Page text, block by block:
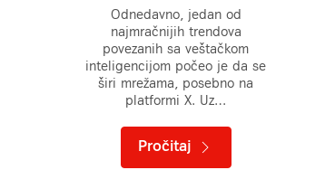
Odnedavno, jedan od
najmračnijih trendova
povezanih sa veštačkom
inteligencijom počeo je da se
širi mrežama, posebno na
platformi X. Uz…
Pročitaj